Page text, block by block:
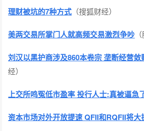
理财被坑的7种方式 （搜狐财经）
美两交易所掌门人就高频交易激烈争吵
刘汉以黑护商涉及860本卷宗 垄断经营敛
经）
上交所鸣冤低市盈率 投行人士:真被逼急
资本市场对外开放提速 QFII和RQFII将大